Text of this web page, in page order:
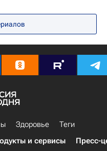
Здоровье
Теги
и сервисы Пресс-